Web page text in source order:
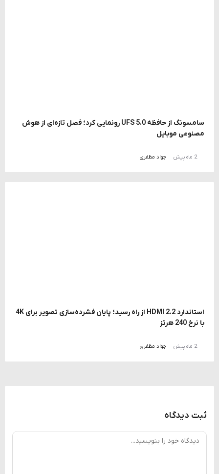
سامسونگ از حافظه UFS 5.0 رونمایی کرد؛ فصل تازه‌ای از هوش
مصنوعی موبایل
2 ماه پیش جواد مظفری
استاندارد HDMI 2.2 از راه رسید؛ پایان فشرده‌سازی تصویر برای 4K
با نرخ 240 هرتز
2 ماه پیش جواد مظفری
ثبت دیدگاه